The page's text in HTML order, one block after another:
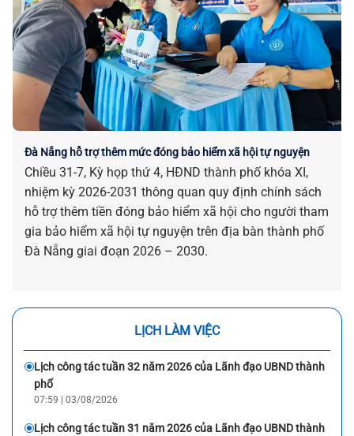
Đà Nẵng hỗ trợ thêm mức đóng bảo hiểm xã hội tự nguyện
Chiều 31-7, Kỳ họp thứ 4, HĐND thành phố khóa XI,
nhiệm kỳ 2026-2031 thông quan quy định chính sách
hỗ trợ thêm tiền đóng bảo hiểm xã hội cho người tham
gia bảo hiểm xã hội tự nguyện trên địa bàn thành phố
Đà Nẵng giai đoạn 2026 – 2030.
LỊCH LÀM VIỆC
Lịch công tác tuần 32 năm 2026 của Lãnh đạo UBND thành
phố
07:59 | 03/08/2026
Lịch công tác tuần 31 năm 2026 của Lãnh đạo UBND thành